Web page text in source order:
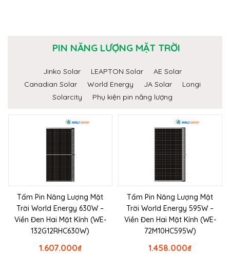
PIN NĂNG LƯỢNG MẶT TRỜI
Jinko Solar LEAPTON Solar
AE Solar
Canadian Solar
World Energy JA Solar
Longi
Solarcity
Phụ kiện pin năng lượng
Tấm Pin Năng Lượng Mặt
Trời World Energy 630W –
Viền Đen Hai Mặt Kính (WE-
132G12RHC630W)
₫
1.607.000
Tấm Pin Năng Lượng Mặt
Trời World Energy 595W –
Viền Đen Hai Mặt Kính (WE-
72M10HC595W)
₫
1.458.000